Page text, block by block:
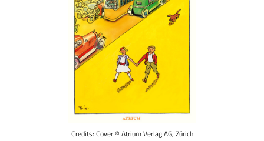
Credits: Cover © Atrium Verlag AG, Zürich